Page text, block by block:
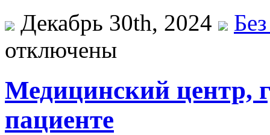
Декабрь 30th, 2024
отключены
Медицинский центр,
пациенте